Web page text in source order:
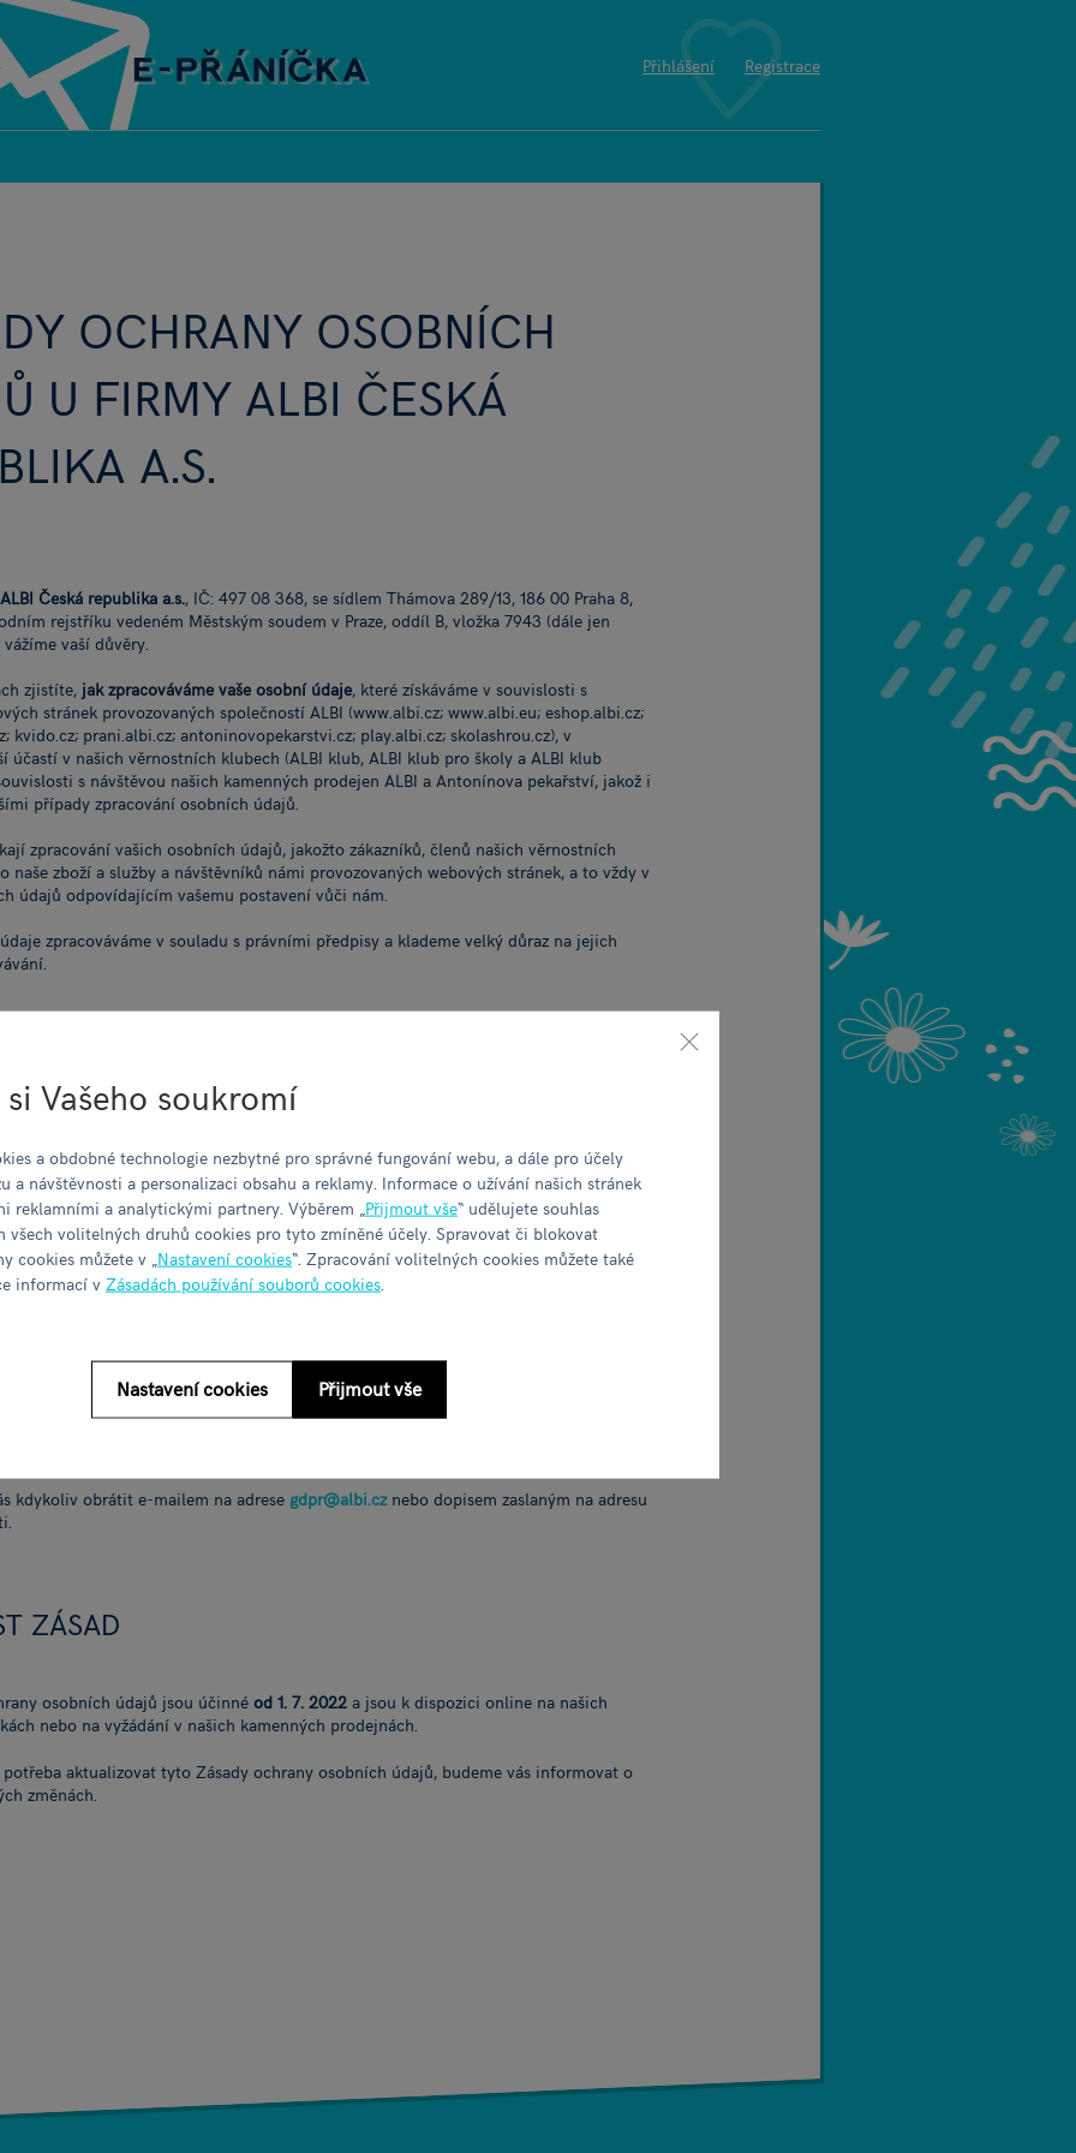
Přihlášení Registrace
OCHRANY OSOBNÍCH
U FIRMY ALBI ČESKÁ
A.S.
Česká republika a.s., IČ: 497 08 368, se sídlem Thámova 289/13, 186 00 Praha 8,
rejstříku vedeném Městským soudem v Praze, oddíl B, vložka 7943 (dále jen
vážíme vaší důvěry.
zjistíte, jak zpracováváme vaše osobní údaje, které získáváme v souvislosti s
stránek provozovaných společností ALBI (www.albi.cz; www.albi.eu; eshop.albi.cz;
kvido.cz; prani.albi.cz; antoninovopekarstvi.cz; play.albi.cz; skolashrou.cz), v
účastí v našich věrnostních klubech (ALBI klub, ALBI klub pro školy a ALBI klub
s návštěvou našich kamenných prodejen ALBI a Antonínova pekařství, jakož i
případy zpracování osobních údajů.
zpracování vašich osobních údajů, jakožto zákazníků, členů našich věrnostních
naše zboží a služby a návštěvníků námi provozovaných webových stránek, a to vždy v
údajů odpovídajícím vašemu postavení vůči nám.
zpracováváme v souladu s právními předpisy a klademe velký důraz na jejich
osobních údajů u firmy Albi Česká republika a.s. - kompletní znění
osobních údajů v případě registrace uživatele
osobních údajů firmy Albi Česká republika a.s.
VAŠICH OSOBNÍCH ÚDAJŮ
ALBI Česká republika, a.s.
kdykoliv obrátit e‑mailem na adrese gdpr@albi.cznebo dopisem zaslaným na adresu
ZÁSAD
osobních údajů jsou účinné od 1. 7. 2022 a jsou k dispozici online na našich
nebo na vyžádání v našich kamenných prodejnách.
potřeba aktualizovat tyto Zásady ochrany osobních údajů, budeme vás informovat o
změnách.
Vašeho soukromí
a obdobné technologie nezbytné pro správné fungování webu, a dále pro účely
a návštěvnosti a personalizaci obsahu a reklamy. Informace o užívání našich stránek
reklamními a analytickými partnery. Výběrem „ Přijmout vše“ udělujete souhlas
všech volitelných druhů cookies pro tyto zmíněné účely. Spravovat či blokovat
cookies můžete v „ Nastavení cookies“. Zpracování volitelných cookies můžete také
informací v Zásadách používání souborů cookies
Nastavení cookies Přijmout vše